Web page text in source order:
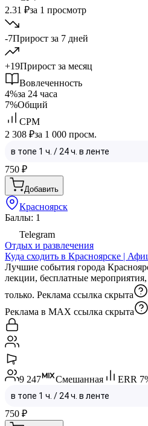
2.31 ₽за 1 просмотр
-7Прирост за 7 дней
+19Прирост за месяц
Вовлеченность
4%за 24 часа
7%Общий
CPM
2 308 ₽за 1 000 просм.
750 ₽
Добавить
Красноярск
Баллы: 1
Telegram
Отдых и развлечения
Куда сходить в Красноярске |
Лучшие события города
лекции, бесплатные
только. Реклама ссылка скрыта
Реклама в МАХ ссылка скрыта
9 247 Смешанная ERR 7
750 ₽